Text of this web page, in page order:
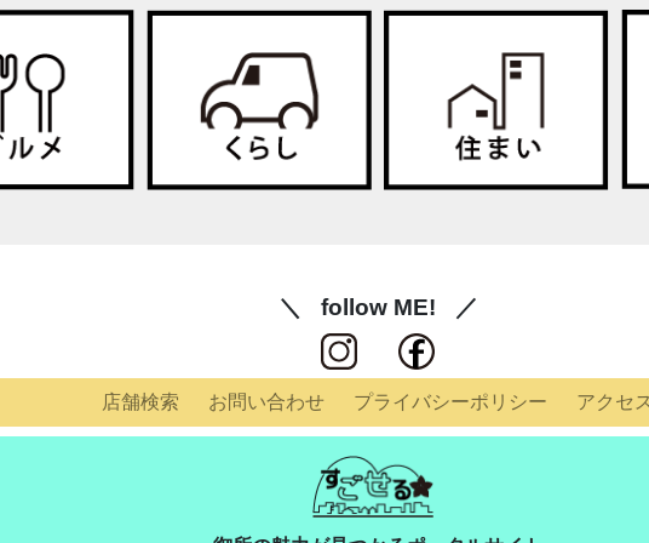
follow ME!
店舗検索 お問い合わせ プライバシーポリシー アクセ